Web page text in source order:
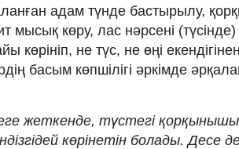
адам түнде бастырылу,
мысық көру, лас нәрсені
көрініп, не түс, не өңі екендігінен
басым көпшілігі әркімде
жеткенде, түстегі
көрінетін болады. Десе де,